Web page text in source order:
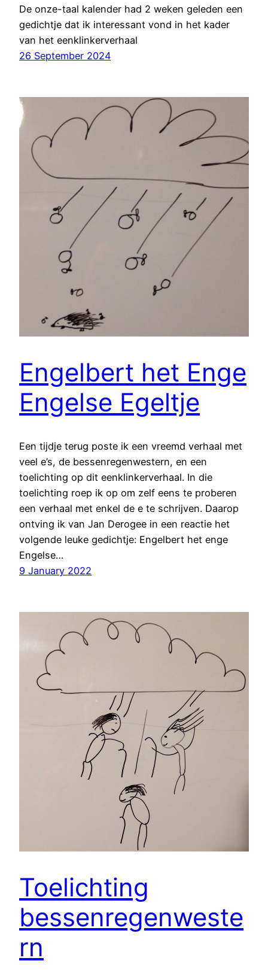
De onze-taal kalender had 2 weken geleden een
gedichtje dat ik interessant vond in het kader
van het eenklinkerverhaal
26 September 2024
Engelbert het Enge
Engelse Egeltje
Een tijdje terug poste ik een vreemd verhaal met
veel e’s, de bessenregenwestern, en een
toelichting op dit eenklinkerverhaal. In die
toelichting roep ik op om zelf eens te proberen
een verhaal met enkel de e te schrijven. Daarop
ontving ik van Jan Derogee in een reactie het
volgende leuke gedichtje: Engelbert het enge
Engelse…
9 January 2022
Toelichting
bessenregenweste
rn